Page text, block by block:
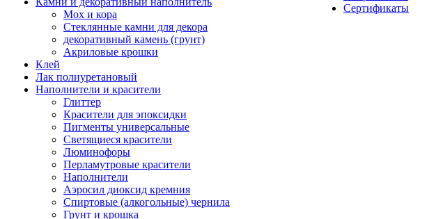
Мох и кора
Стеклянные камни для декора
декоративный камень (грунт)
Акриловые крошки
Клей
Лак полиуретановый
Наполнители и красители
Глиттер
Красители для эпоксидки
Пигменты универсальные
Светящиеся красители
Люминофоры
Перламутровые красители
Наполнители
Аэросил диоксид кремния
Спиртовые (алкогольные) чернила
Грунт и крошка
Сертификаты